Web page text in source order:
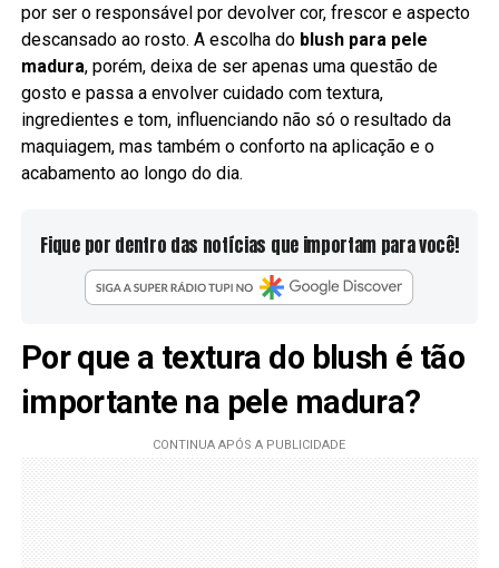
por ser o responsável por devolver cor, frescor e aspecto
descansado ao rosto. A escolha do blush para pele
madura, porém, deixa de ser apenas uma questão de
gosto e passa a envolver cuidado com textura,
ingredientes e tom, influenciando não só o resultado da
maquiagem, mas também o conforto na aplicação e o
acabamento ao longo do dia.
Fique por dentro das notícias que importam para você!
Por que a textura do blush é tão
importante na pele madura?